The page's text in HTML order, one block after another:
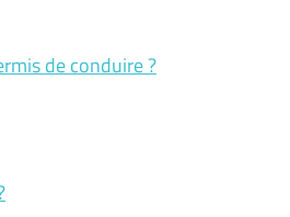
de conduire ?